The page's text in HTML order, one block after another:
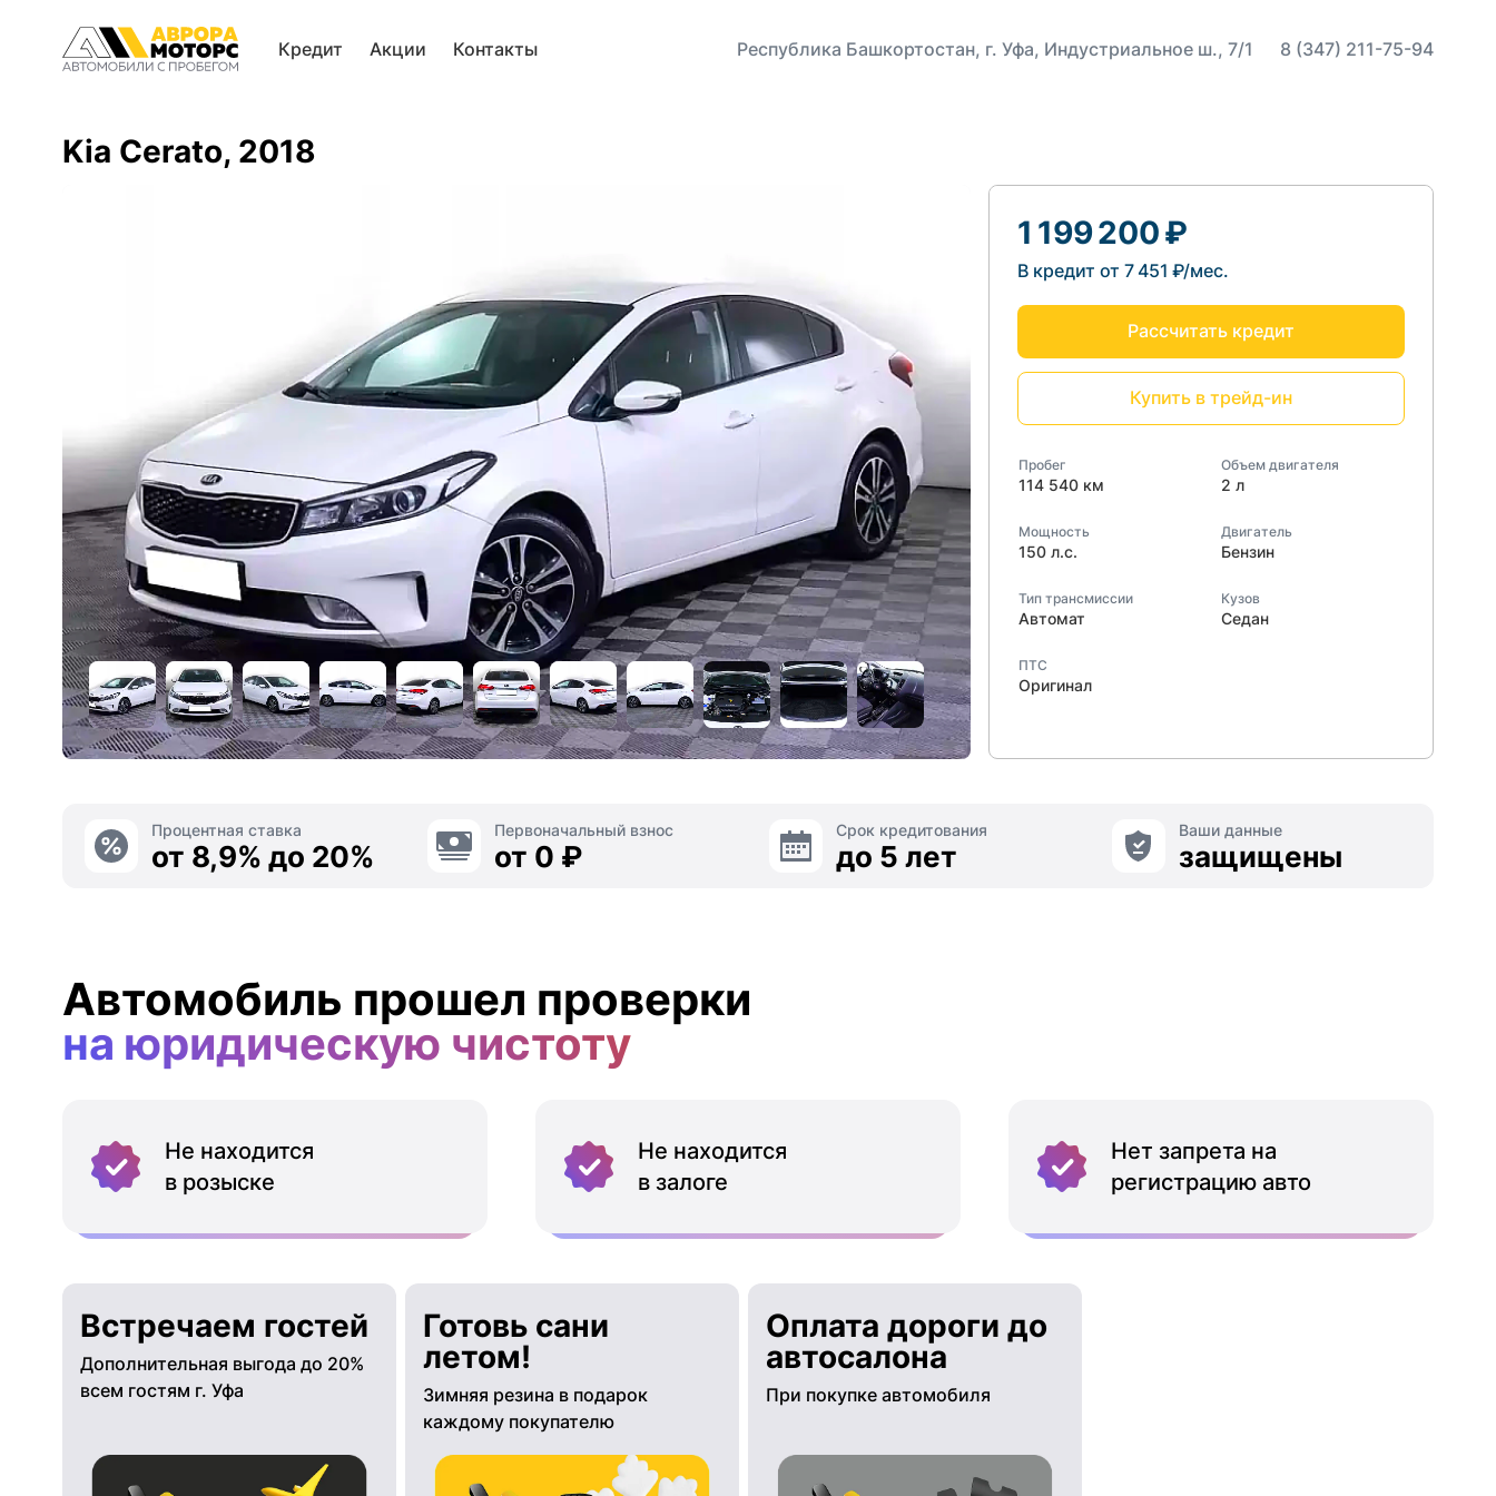
Кредит Акции Контакты Республика Башкортостан, г. Уфа, Индустриальное ш., 7/1 8 (347) 211-75-94
Kia Cerato, 2018
1 199 200 ₽
В кредит от 7 451 ₽/мес.
Рассчитать кредит
Купить в трейд-ин
Пробег
114 540 км
Объем двигателя
2 л
Мощность
150 л.с.
Двигатель
Бензин
Тип трансмиссии
Автомат
Кузов
Седан
ПТС
Оригинал
Процентная ставка
от 8,9% до 20%
Первоначальный взнос
от 0 ₽
Срок кредитования
до 5 лет
Ваши данные
защищены
Автомобиль прошел проверки
на юридическую чистоту
Не находится
в розыске
Не находится
в залоге
Нет запрета на
регистрацию авто
Встречаем гостей
Дополнительная выгода до 20%
всем гостям г. Уфа
Готовь сани
летом!
Зимняя резина в подарок
каждому покупателю
Оплата дороги до
автосалона
При покупке автомобиля